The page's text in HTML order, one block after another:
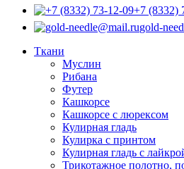
+7 (8332)
gold-
Ткани
Муслин
Рибана
Футер
Кашкорсе
Кашкорсе с люрексом
Кулирная гладь
Кулирка с принтом
Кулирная гладь с
Трикотажное полотно,